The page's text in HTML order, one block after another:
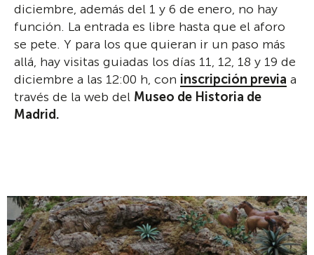
diciembre, además del 1 y 6 de enero, no hay
función. La entrada es libre hasta que el aforo
se pete. Y para los que quieran ir un paso más
allá, hay visitas guiadas los días 11, 12, 18 y 19 de
diciembre a las 12:00 h, con inscripción previa a
través de la web del Museo de Historia de
Madrid.